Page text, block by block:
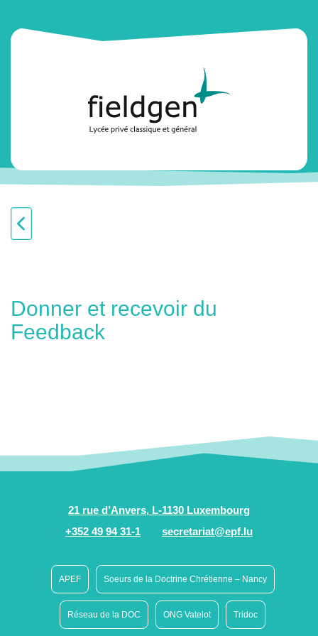
Donner et recevoir du
Feedback
21 rue d’Anvers, L-1130 Luxembourg
+352 49 94 31-1
secretariat@epf.lu
APEF Soeurs de la Doctrine Chrétienne – Nancy
Réseau de la DOC ONG Vatelot Tridoc